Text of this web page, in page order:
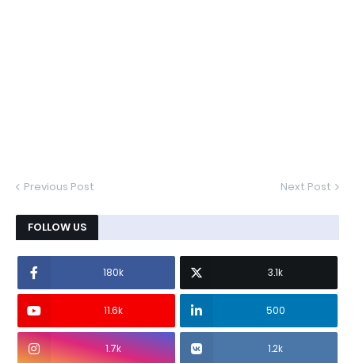
Previous Post Next Post
FOLLOW US
180k 3.1k
11.6k 500
1.7k 1.2k